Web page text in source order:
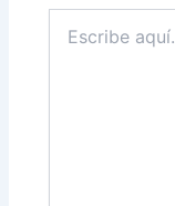
aquí...